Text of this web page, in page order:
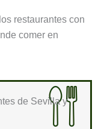
restaurantes con
comer en
de Sevilla y